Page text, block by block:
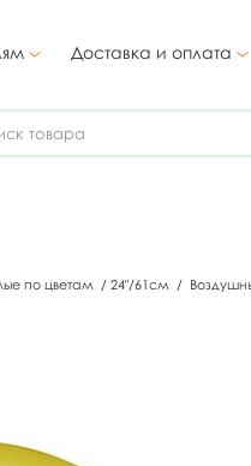
Доставка и оплата
по цветам / 24"/61см /